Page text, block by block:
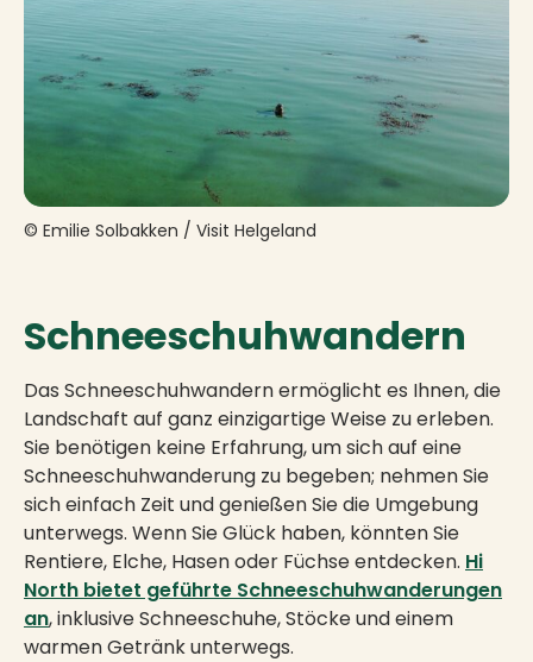
© Emilie Solbakken / Visit Helgeland
Schneeschuhwandern
Das Schneeschuhwandern ermöglicht es Ihnen, die
Landschaft auf ganz einzigartige Weise zu erleben.
Sie benötigen keine Erfahrung, um sich auf eine
Schneeschuhwanderung zu begeben; nehmen Sie
sich einfach Zeit und genießen Sie die Umgebung
unterwegs. Wenn Sie Glück haben, könnten Sie
Rentiere, Elche, Hasen oder Füchse entdecken. Hi
North bietet geführte Schneeschuhwanderungen
an, inklusive Schneeschuhe, Stöcke und einem
warmen Getränk unterwegs.